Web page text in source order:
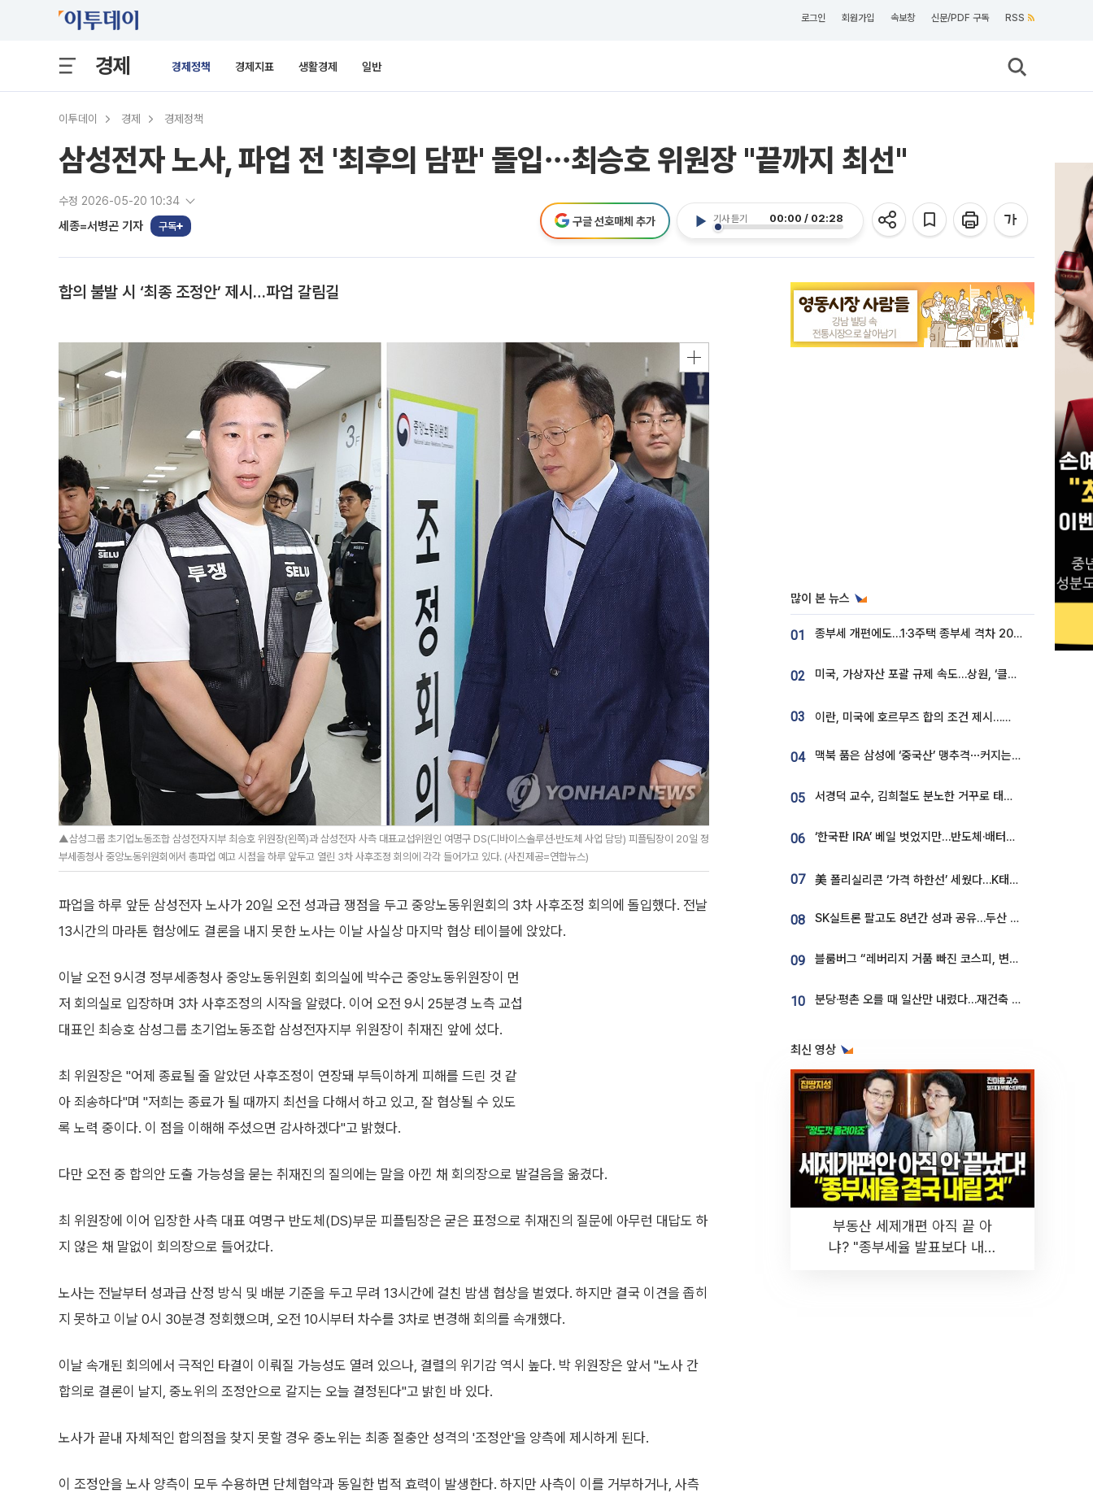
로그인 회원가입 속보창 신문/PDF 구독 RSS
경제 경제정책 경제지표 생활경제 일반
이투데이 경제 경제정책
삼성전자 노사, 파업 전 '최후의 담판' 돌입⋯최승호 위원장 "끝까지 최선"
수정 2026-05-20 10:34
세종=서병곤 기자 구독
기사 듣기 00:00 / 02:28
구글 선호매체 추가
합의 불발 시 ‘최종 조정안’ 제시…파업 갈림길
▲삼성그룹 초기업노동조합 삼성전자지부 최승호 위원장(왼쪽)과 삼성전자 사측 대표교섭위원인 여명구 DS(디바이스솔루션·반도체 사업 담당) 피플팀장이 20일 정
부세종청사 중앙노동위원회에서 총파업 예고 시점을 하루 앞두고 열린 3차 사후조정 회의에 각각 들어가고 있다. (사진제공=연합뉴스)
파업을 하루 앞둔 삼성전자 노사가 20일 오전 성과급 쟁점을 두고 중앙노동위원회의 3차 사후조정 회의에 돌입했다. 전날
13시간의 마라톤 협상에도 결론을 내지 못한 노사는 이날 사실상 마지막 협상 테이블에 앉았다.
이날 오전 9시경 정부세종청사 중앙노동위원회 회의실에 박수근 중앙노동위원장이 먼
저 회의실로 입장하며 3차 사후조정의 시작을 알렸다. 이어 오전 9시 25분경 노측 교섭
대표인 최승호 삼성그룹 초기업노동조합 삼성전자지부 위원장이 취재진 앞에 섰다.
최 위원장은 "어제 종료될 줄 알았던 사후조정이 연장돼 부득이하게 피해를 드린 것 같
아 죄송하다"며 "저희는 종료가 될 때까지 최선을 다해서 하고 있고, 잘 협상될 수 있도
록 노력 중이다. 이 점을 이해해 주셨으면 감사하겠다"고 밝혔다.
다만 오전 중 합의안 도출 가능성을 묻는 취재진의 질의에는 말을 아낀 채 회의장으로 발걸음을 옮겼다.
최 위원장에 이어 입장한 사측 대표 여명구 반도체(DS)부문 피플팀장은 굳은 표정으로 취재진의 질문에 아무런 대답도 하
지 않은 채 말없이 회의장으로 들어갔다.
노사는 전날부터 성과급 산정 방식 및 배분 기준을 두고 무려 13시간에 걸친 밤샘 협상을 벌였다. 하지만 결국 이견을 좁히
지 못하고 이날 0시 30분경 정회했으며, 오전 10시부터 차수를 3차로 변경해 회의를 속개했다.
이날 속개된 회의에서 극적인 타결이 이뤄질 가능성도 열려 있으나, 결렬의 위기감 역시 높다. 박 위원장은 앞서 "노사 간
합의로 결론이 날지, 중노위의 조정안으로 갈지는 오늘 결정된다"고 밝힌 바 있다.
노사가 끝내 자체적인 합의점을 찾지 못할 경우 중노위는 최종 절충안 성격의 '조정안'을 양측에 제시하게 된다.
이 조정안을 노사 양측이 모두 수용하면 단체협약과 동일한 법적 효력이 발생한다. 하지만 사측이 이를 거부하거나, 사측
많이 본 뉴스
01 종부세 개편에도…1·3주택 종부세 격차 2028년부터 확대
02 미국, 가상자산 포괄 규제 속도…상원, ‘클래리티법’ 9월 절차투표 추진
03 이란, 미국에 호르무즈 합의 조건 제시…美 “경기 아직 안 끝나” [종합]
04 맥북 품은 삼성에 ‘중국산’ 맹추격⋯커지는 노트북 OLED 시장
05 서경덕 교수, 김희철도 분노한 거꾸로 태극기⋯"엉터리는 아냐, 아쉬울 뿐"
06 ‘한국판 IRA’ 베일 벗었지만…반도체·배터리 업계 “시행령이 관건”
07 美 폴리실리콘 ‘가격 하한선’ 세웠다…K태양광 수혜 기대
08 SK실트론 팔고도 8년간 성과 공유…두산 인수대금 2.3조가 끝 아냐
09 블룸버그 “레버리지 거품 빠진 코스피, 변동성 최악 국면 지났을 가능성”
10 분당·평촌 오를 때 일산만 내렸다…재건축 기대감도 ‘무색’
최신 영상
부동산 세제개편 아직 끝 아
냐? "종부세율 발표보다 내릴